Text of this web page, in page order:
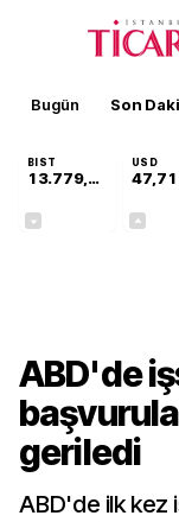
Bugün Son
BIST
13.779,39
USD
47,71
ABD'de
geriledi
ABD'de ilk kez